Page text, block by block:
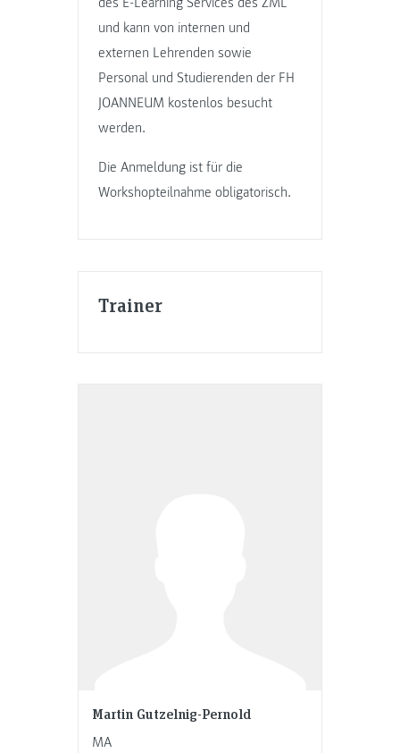
und kann von internen und
externen Lehrenden sowie
Personal und Studierenden der FH
JOANNEUM kostenlos besucht
werden.
Die Anmeldung ist für die
Workshopteilnahme obligatorisch.
Trainer
Martin Gutzelnig-Pernold
MA